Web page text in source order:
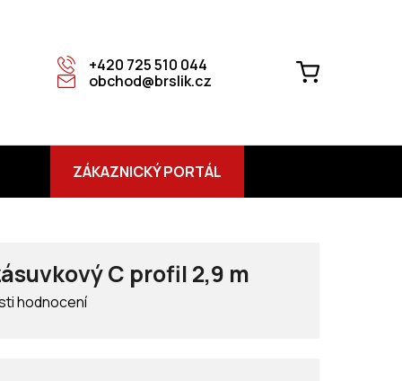
+420 725 510 044
obchod@brslik.cz
NÁKUPNÍ
ZÁKAZNICKÝ PORTÁL
C profil 2,9 m
hodnocení